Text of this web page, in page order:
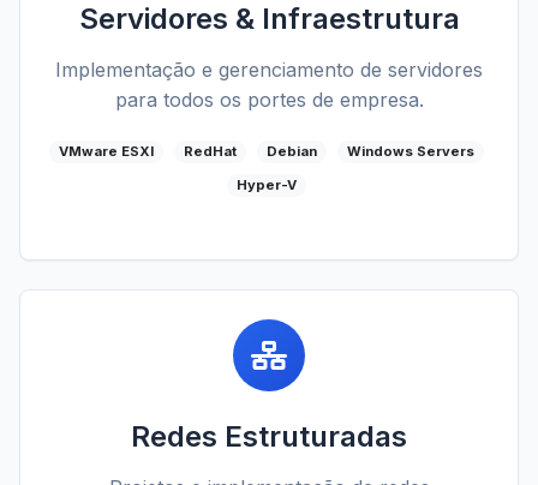
Servidores & Infraestrutura
Implementação e gerenciamento de servidores
para todos os portes de empresa.
VMware ESXI RedHat Debian
Windows Servers
Hyper-V
Redes Estruturadas